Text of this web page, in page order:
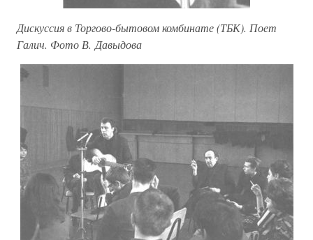
Дискуссия в Торгово-бытовом комбинате (ТБК). Поет
Галич. Фото В. Давыдова